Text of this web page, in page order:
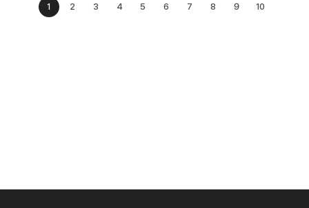
1 2 3 4 5 6 7 8 9 10